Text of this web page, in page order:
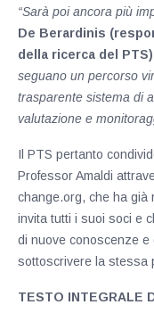
“Sarà poi ancora più
De Berardinis
della ricerca del
seguano un percorso
trasparente sistema di
valutazione e
Il PTS pertanto
Professor Amaldi
change.org, che ha già
invita tutti i suoi soci e
di nuove conoscenze
sottoscrivere la stessa
TESTO INTEGRALE